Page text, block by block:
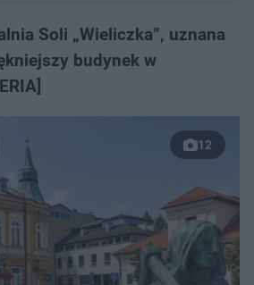
Soli „Wieliczka”, uznana
budynek w
12